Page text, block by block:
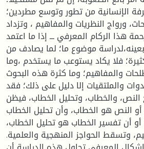
الإنسانية من تطور وتوسع مطردين؛
ورواج النظريات والمفاهيم ، وتزداد
هذا الركام المعرفي ـــ إذا ما اعتمد
موضوع ما؛ لما يصادف من
فلا يكاد يستوعب ما يستخدم ،وما
والمفاهيم؛ وما كثرة هذه البحوث
والملتقيات إلا دليل على ذلك؛ فقد
والخطاب، وتحليل الخطاب، فيظن
النص هو الخطاب، وأن تحليل الخطاب
أن تفسير الخطاب هو تحليل الخطاب،
وتسقط الحواجز المنهجية والعلمية.